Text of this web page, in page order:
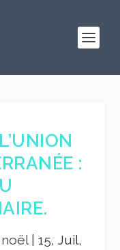
:
| 15, Juil,